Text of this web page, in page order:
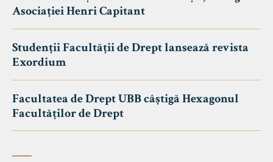
Asociației Henri Capitant
Studenții Facultății de Drept lansează revista
Exordium
Facultatea de Drept UBB câștigă Hexagonul
Facultăților de Drept